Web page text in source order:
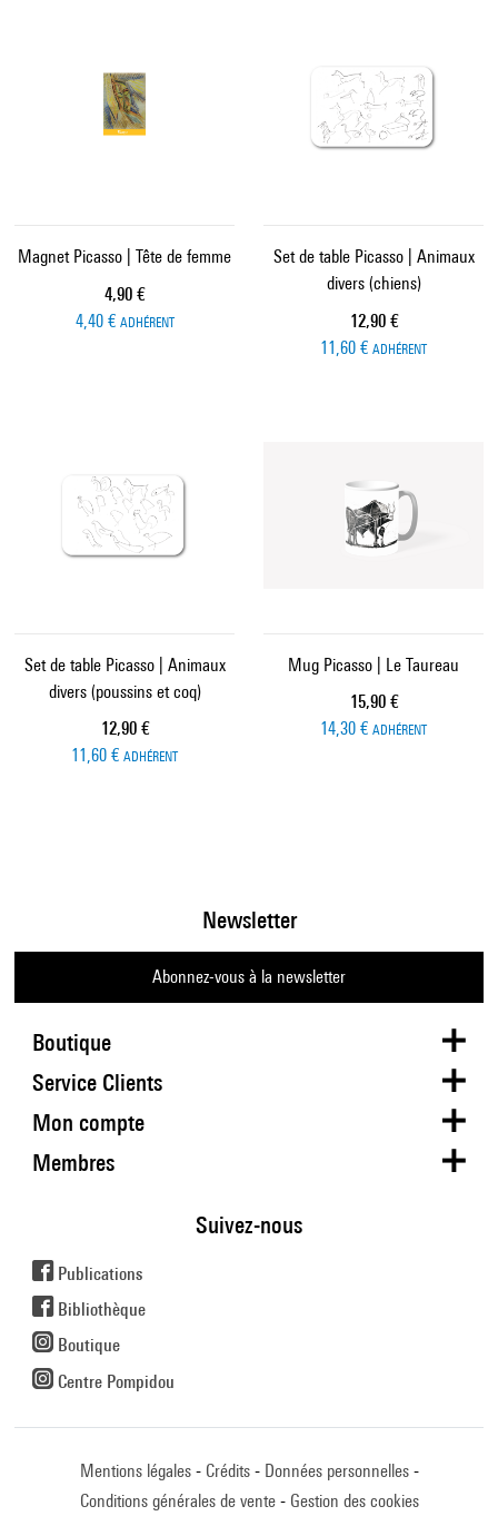
Magnet Picasso | Tête de femme
Prix ​​actuel
4,90 €
4,40 € ADHÉRENT
Set de table Picasso | Animaux
divers (chiens)
Prix ​​actuel
12,90 €
11,60 € ADHÉRENT
Set de table Picasso | Animaux
divers (poussins et coq)
Prix ​​actuel
12,90 €
11,60 € ADHÉRENT
Mug Picasso | Le Taureau
Prix ​​actuel
15,90 €
14,30 € ADHÉRENT
Boutique
Newsletter
Abonnez-vous à la newsletter
Service Clients
Mon compte
Membres
Suivez-nous
Publications
Bibliothèque
Boutique
Centre Pompidou
Mentions légales Crédits
Données personnelles
Conditions générales de vente
Gestion des cookies